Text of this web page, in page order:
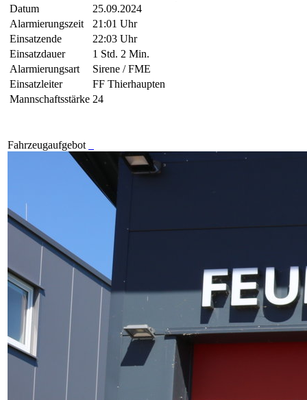
Datum
25.09.2024
Alarmierungszeit
21:01 Uhr
Einsatzende
22:03 Uhr
Einsatzdauer
1 Std. 2 Min.
Alarmierungsart
Sirene / FME
Einsatzleiter
FF Thierhaupten
Mannschaftsstärke 24
Fahrzeugaufgebot